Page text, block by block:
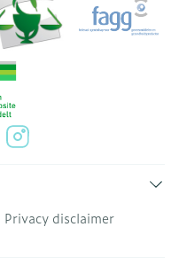
Privacy disclaimer